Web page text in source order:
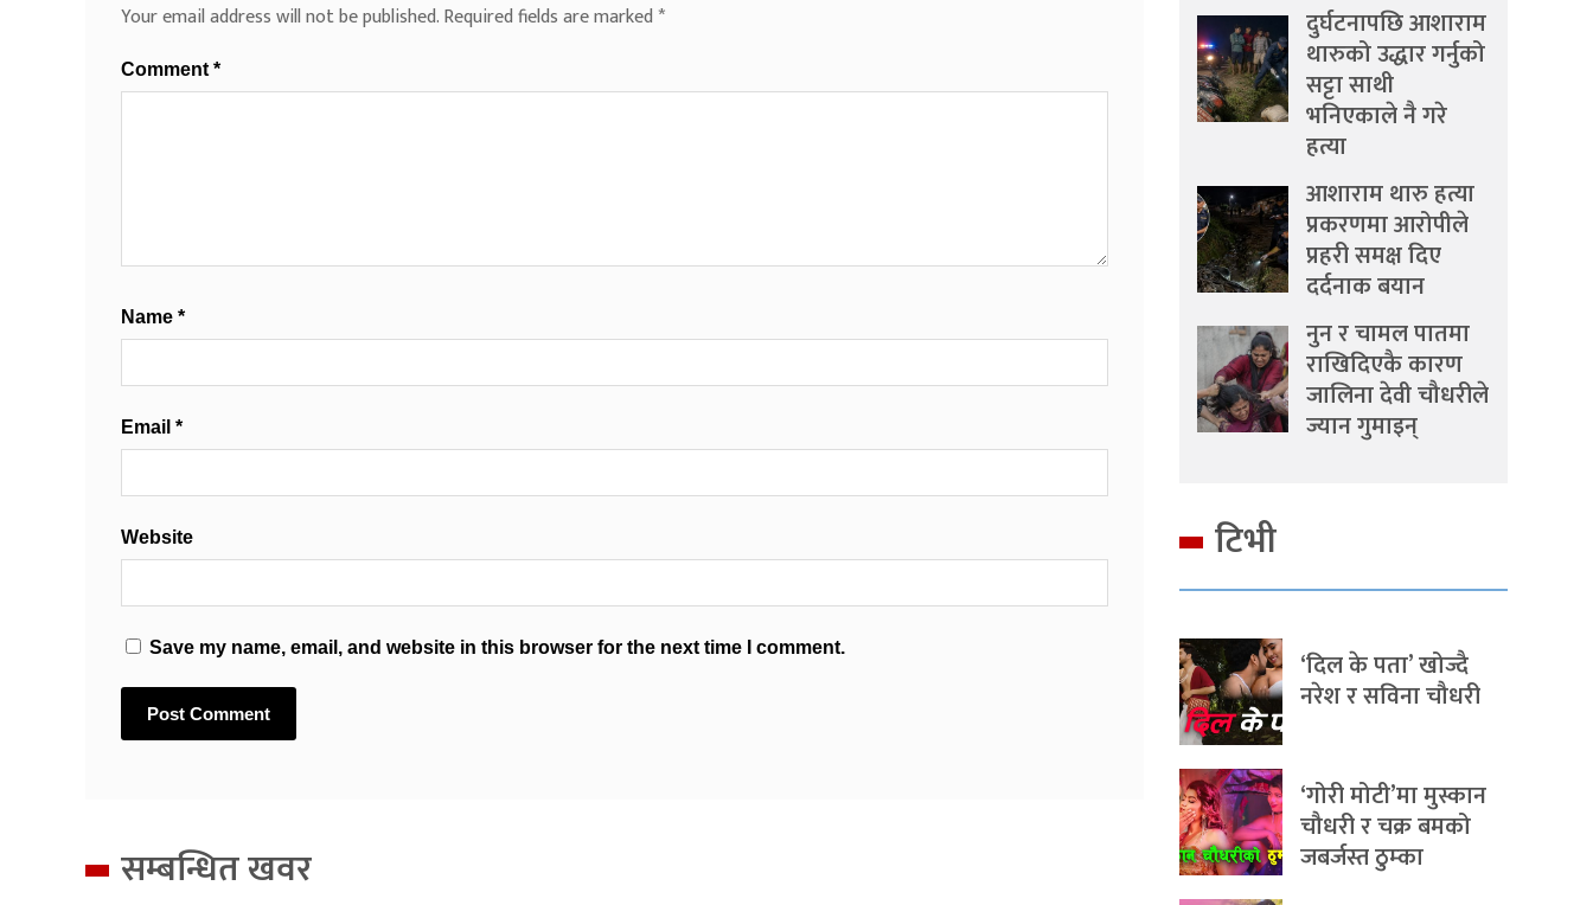
Your email address will not be published.Required fields are marked*
Comment *
Name *
Email *
Website
Save my name, email, and website in this browser for the next time I comment.
सम्बन्धित खवर
दुर्घटनापछि आशाराम
थारुको उद्धार गर्नुको
सट्टा साथी
भनिएकाले नै गरे
हत्या
आशाराम थारु हत्या
प्रकरणमा आरोपीले
प्रहरी समक्ष दिए
दर्दनाक बयान
नुन र चामल पातमा
राखिदिएकै कारण
जालिना देवी चौधरीले
ज्यान गुमाइन्
टिभी
‘दिल के पता’ खोज्दै
नरेश र सविना चौधरी
‘गोरी मोटी’मा मुस्कान
चौधरी र चक्र बमको
जबर्जस्त ठुम्का